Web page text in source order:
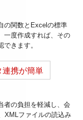
の関数とExcelの標準
一度作成すれば、その
きます。
連携が簡単
者の負担を軽減し、会
XMLファイルの読込み